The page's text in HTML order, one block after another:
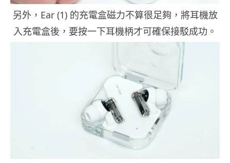
另外，Ear (1) 的充電盒磁力不算很足夠，將耳機放
入充電盒後，要按一下耳機柄才可確保接駁成功。